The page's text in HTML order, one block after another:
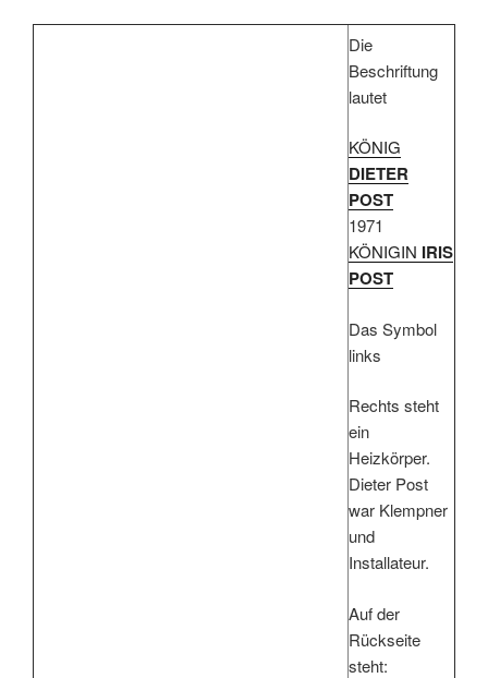
Die
Beschriftung
lautet
KÖNIG
DIETER
POST
1971
KÖNIGIN IRIS
POST
Das Symbol
links
Rechts steht
ein
Heizkörper.
Dieter Post
war Klempner
und
Installateur.
Auf der
Rückseite
steht: